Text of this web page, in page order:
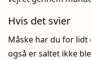
Hvis det svier
Måske har du for lidt
også er saltet ikke